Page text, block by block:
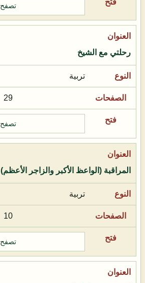
تصفح
رحلتي مع الشيخ
تربية
29
تصفح
المراقبة (الواعظ الأكبر والزاجر الأعظم)
تربية
10
تصفح